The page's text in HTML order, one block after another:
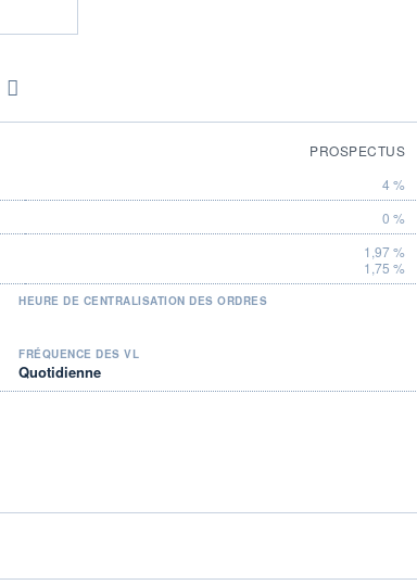
PROSPECTUS
4 %
0 %
1,97 %
1,75 %
HEURE DE CENTRALISATION DES ORDRES
FRÉQUENCE DES VL
Quotidienne